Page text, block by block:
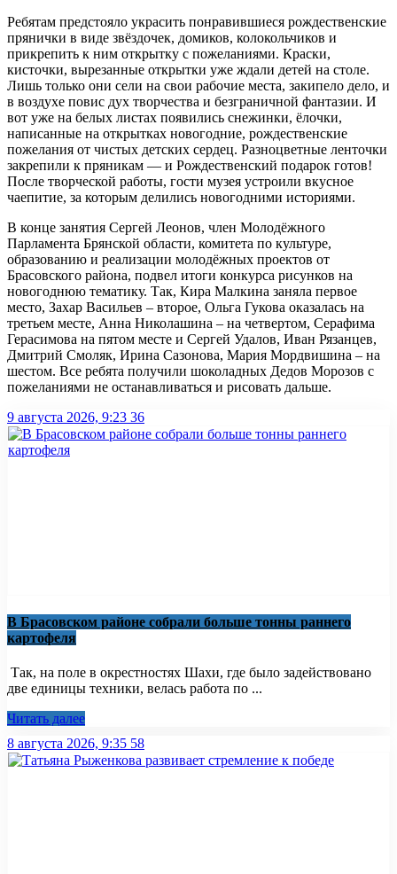
Ребятам предстояло украсить понравившиеся рождественские
прянички в виде звёздочек, домиков, колокольчиков и
прикрепить к ним открытку с пожеланиями. Краски,
кисточки, вырезанные открытки уже ждали детей на столе.
Лишь только они сели на свои рабочие места, закипело дело, и
в воздухе повис дух творчества и безграничной фантазии. И
вот уже на белых листах появились снежинки, ёлочки,
написанные на открытках новогодние, рождественские
пожелания от чистых детских сердец. Разноцветные ленточки
закрепили к пряникам — и Рождественский подарок готов!
После творческой работы, гости музея устроили вкусное
чаепитие, за которым делились новогодними историями.
В конце занятия Сергей Леонов, член Молодёжного
Парламента Брянской области, комитета по культуре,
образованию и реализации молодёжных проектов от
Брасовского района, подвел итоги конкурса рисунков на
новогоднюю тематику. Так, Кира Малкина заняла первое
место, Захар Васильев – второе, Ольга Гукова оказалась на
третьем месте, Анна Николашина – на четвертом, Серафима
Герасимова на пятом месте и Сергей Удалов, Иван Рязанцев,
Дмитрий Смоляк, Ирина Сазонова, Мария Мордвишина – на
шестом. Все ребята получили шоколадных Дедов Морозов с
пожеланиями не останавливаться и рисовать дальше.
9 августа 2026, 9:23 36
В Брасовском районе собрали больше тонны раннего
картофеля
Так, на поле в окрестностях Шахи, где было задействовано
две единицы техники, велась работа по ...
Читать далее
8 августа 2026, 9:35 58